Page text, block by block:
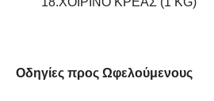
Οδηγίες προς Ωφελούμενους